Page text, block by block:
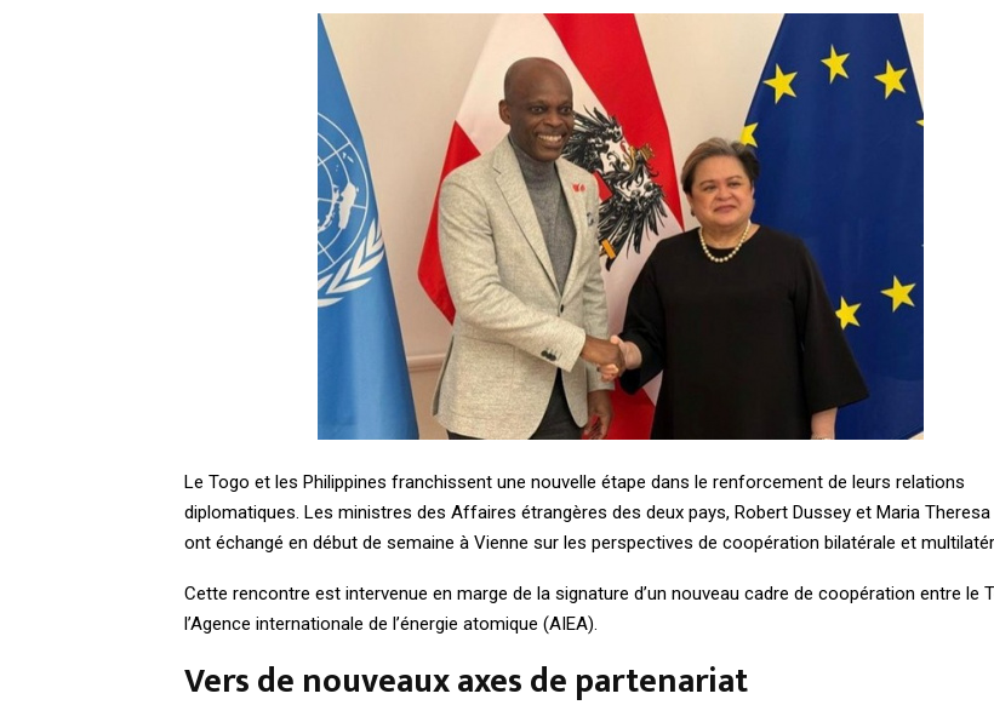
Le Togo et les Philippines franchissent une nouvelle étape dans le renforcement de leurs relations
diplomatiques. Les ministres des Affaires étrangères des deux pays, Robert Dussey et Maria
ont échangé en début de semaine à Vienne sur les perspectives de coopération bilatérale et
Cette rencontre est intervenue en marge de la signature d’un nouveau cadre de coopération entre le
l’Agence internationale de l’énergie atomique (AIEA).
Vers de nouveaux axes de partenariat